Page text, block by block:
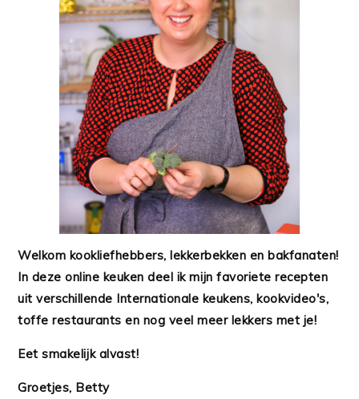
Welkom kookliefhebbers, lekkerbekken en bakfanaten!
In deze online keuken deel ik mijn favoriete recepten
uit verschillende Internationale keukens, kookvideo's,
toffe restaurants en nog veel meer lekkers met je!
Eet smakelijk alvast!
Groetjes, Betty